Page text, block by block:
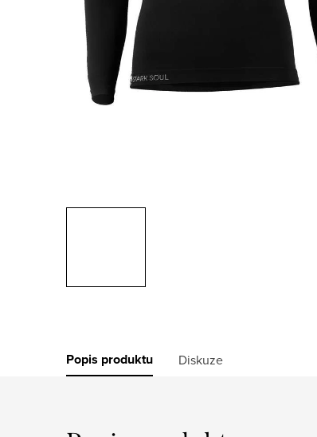
Popis produktu Diskuze